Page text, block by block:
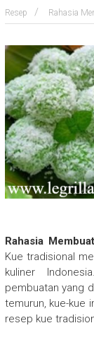
Resep Rahasia
Rahasia
Kue tradisional
kuliner
pembuatan yang
temurun, kue-kue
resep kue